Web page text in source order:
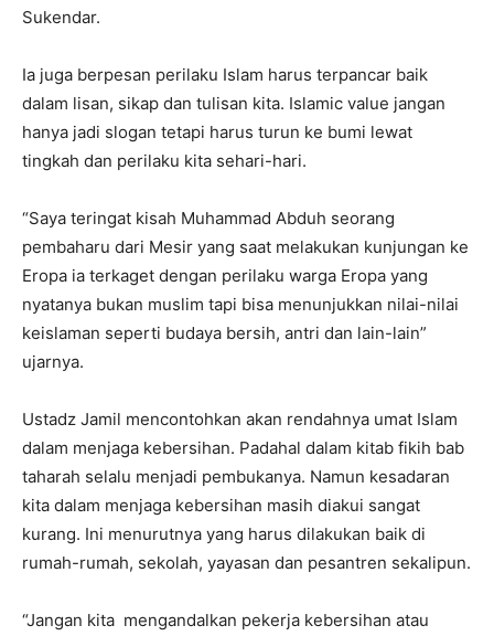
Sukendar.
Ia juga berpesan perilaku Islam harus terpancar baik
dalam lisan, sikap dan tulisan kita. Islamic value jangan
hanya jadi slogan tetapi harus turun ke bumi lewat
tingkah dan perilaku kita sehari-hari.
“Saya teringat kisah Muhammad Abduh seorang
pembaharu dari Mesir yang saat melakukan kunjungan ke
Eropa ia terkaget dengan perilaku warga Eropa yang
nyatanya bukan muslim tapi bisa menunjukkan nilai-nilai
keislaman seperti budaya bersih, antri dan lain-lain”
ujarnya.
Ustadz Jamil mencontohkan akan rendahnya umat Islam
dalam menjaga kebersihan. Padahal dalam kitab fikih bab
taharah selalu menjadi pembukanya. Namun kesadaran
kita dalam menjaga kebersihan masih diakui sangat
kurang. Ini menurutnya yang harus dilakukan baik di
rumah-rumah, sekolah, yayasan dan pesantren sekalipun.
“Jangan kita mengandalkan pekerja kebersihan atau